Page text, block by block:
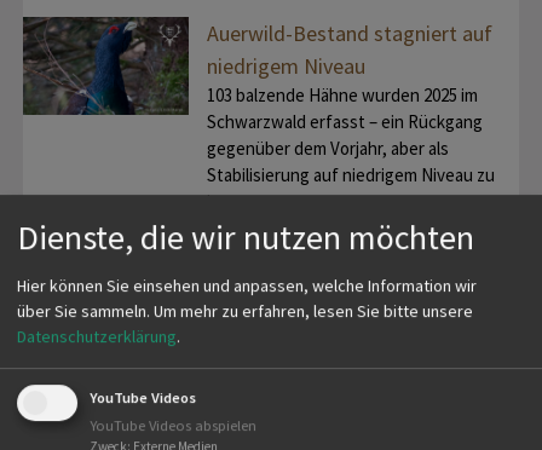
Auerwild-Bestand stagniert auf
niedrigem Niveau
103 balzende Hähne wurden 2025 im
Schwarzwald erfasst – ein Rückgang
gegenüber dem Vorjahr, aber als
Stabilisierung auf niedrigem Niveau zu
bewerten.
mehr
-
ANSPRECHPARTNER LJV
Dienste, die wir nutzen möchten
Hier können Sie einsehen und anpassen, welche Information wir
über Sie sammeln. Um mehr zu erfahren, lesen Sie bitte unsere
Datenschutzerklärung.
YouTube Videos
YouTube Videos abspielen